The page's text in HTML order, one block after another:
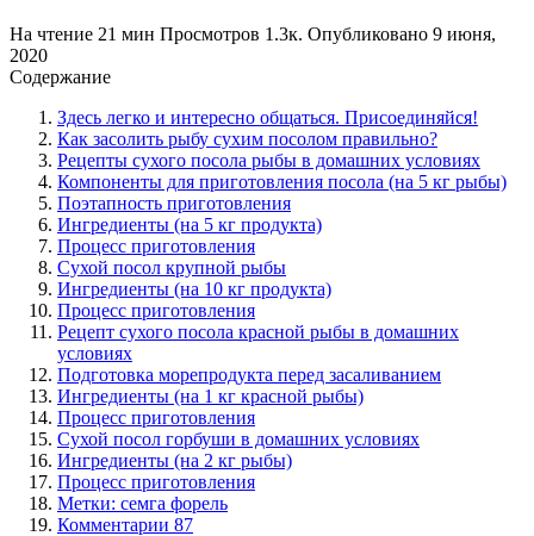
На чтение 21 мин Просмотров 1.3к. Опубликовано 9 июня,
2020
Содержание
Здесь легко и интересно общаться. Присоединяйся!
Как засолить рыбу сухим посолом правильно?
Рецепты сухого посола рыбы в домашних условиях
Компоненты для приготовления посола (на 5 кг рыбы)
Поэтапность приготовления
Ингредиенты (на 5 кг продукта)
Процесс приготовления
Сухой посол крупной рыбы
Ингредиенты (на 10 кг продукта)
Процесс приготовления
Рецепт сухого посола красной рыбы в домашних
условиях
Подготовка морепродукта перед засаливанием
Ингредиенты (на 1 кг красной рыбы)
Процесс приготовления
Сухой посол горбуши в домашних условиях
Ингредиенты (на 2 кг рыбы)
Процесс приготовления
Метки: семга форель
Комментарии 87